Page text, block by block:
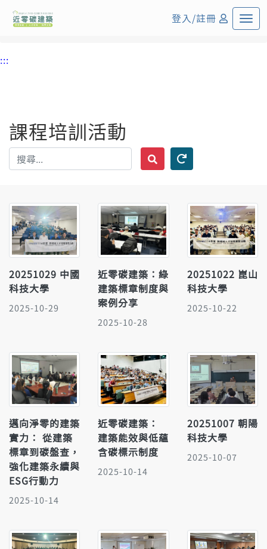
登入/註冊
首頁
:::
課程培訓活動
20251029 中國
科技大學
2025-10-29
近零碳建築：綠
建築標章制度與
案例分享
2025-10-28
20251022 崑山
科技大學
2025-10-22
邁向淨零的建築
實力： 從建築
標章到碳盤查，
強化建築永續與
ESG行動力
2025-10-14
近零碳建築：
建築能效與低蘊
含碳標示制度
2025-10-14
20251007 朝陽
科技大學
2025-10-07